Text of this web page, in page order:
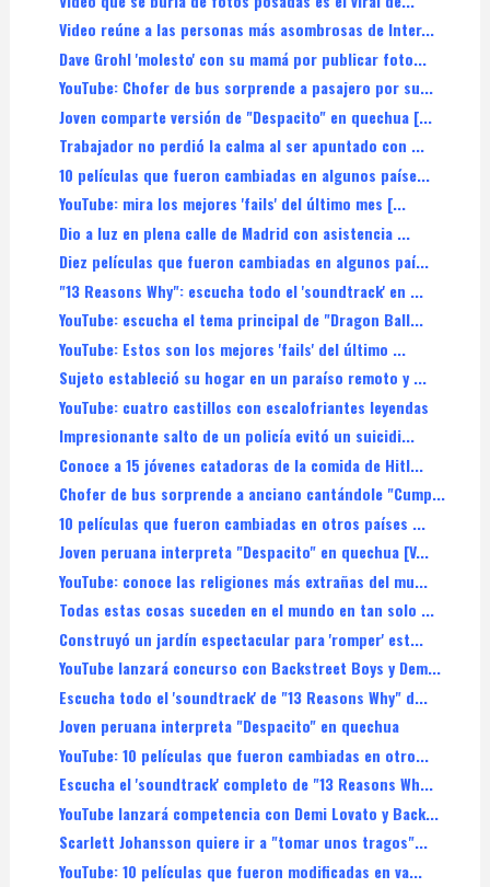
Video reúne a las personas más asombrosas de Inter...
Dave Grohl 'molesto' con su mamá por publicar foto...
YouTube: Chofer de bus sorprende a pasajero por su...
Joven comparte versión de "Despacito" en quechua [...
Trabajador no perdió la calma al ser apuntado con ...
10 películas que fueron cambiadas en algunos paíse...
YouTube: mira los mejores 'fails' del último mes [...
Dio a luz en plena calle de Madrid con asistencia ...
Diez películas que fueron cambiadas en algunos paí...
"13 Reasons Why": escucha todo el 'soundtrack' en ...
YouTube: escucha el tema principal de "Dragon Ball...
YouTube: Estos son los mejores 'fails' del último ...
Sujeto estableció su hogar en un paraíso remoto y ...
YouTube: cuatro castillos con escalofriantes leyendas
Impresionante salto de un policía evitó un suicidi...
Conoce a 15 jóvenes catadoras de la comida de Hitl...
Chofer de bus sorprende a anciano cantándole "Cump...
10 películas que fueron cambiadas en otros países ...
Joven peruana interpreta "Despacito" en quechua [V...
YouTube: conoce las religiones más extrañas del mu...
Todas estas cosas suceden en el mundo en tan solo ...
Construyó un jardín espectacular para 'romper' est...
YouTube lanzará concurso con Backstreet Boys y Dem...
Escucha todo el 'soundtrack' de "13 Reasons Why" d...
Joven peruana interpreta "Despacito" en quechua
YouTube: 10 películas que fueron cambiadas en otro...
Escucha el 'soundtrack' completo de "13 Reasons Wh...
YouTube lanzará competencia con Demi Lovato y Back...
Scarlett Johansson quiere ir a "tomar unos tragos"...
YouTube: 10 películas que fueron modificadas en va...